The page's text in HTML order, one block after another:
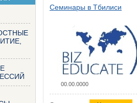
Семинары в Тбилиси
00.00.0000